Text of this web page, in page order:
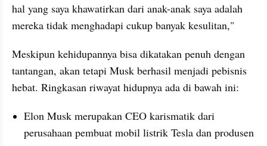
hal yang saya khawatirkan dari anak-anak saya adalah
mereka tidak menghadapi cukup banyak kesulitan,"
Meskipun kehidupannya bisa dikatakan penuh dengan
tantangan, akan tetapi Musk berhasil menjadi pebisnis
hebat. Ringkasan riwayat hidupnya ada di bawah ini:
Elon Musk merupakan CEO karismatik dari
perusahaan pembuat mobil listrik Tesla dan produsen